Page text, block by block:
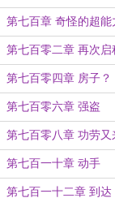
第七百章 奇怪的超能
第七百零二章 再次启
第七百零四章 房子？
第七百零六章 强盗
第七百零八章 功劳又
第七百一十章 动手
第七百一十二章 到达